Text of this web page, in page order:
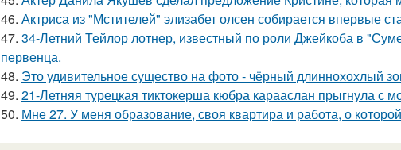
46. Актриса из "Мстителей" элизабет олсен собирается впервые
47. 34-Летний Тейлор лотнер, известный по роли Джейкоба в
первенца.
48. Это удивительное существо на фото - чёрный длиннохохлый
49. 21-Летняя турецкая тиктокерша кюбра карааслан прыгнула с
50. Мне 27. У меня образование, своя квартира и работа, о